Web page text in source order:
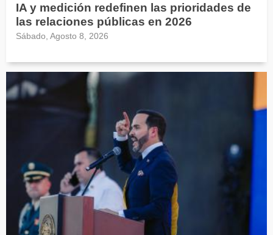
IA y medición redefinen las prioridades de
las relaciones públicas en 2026
Sábado, Agosto 8, 2026